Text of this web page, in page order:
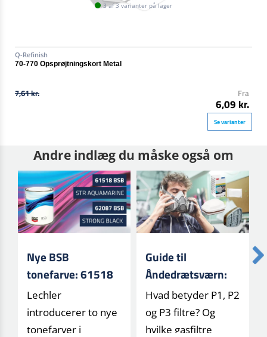
3 af 3 varianter på lager
Q-Refinish
70-770 Opsprøjtningskort Metal
7,61 kr. Fra
6,09 kr.
Se varianter
Andre indlæg du måske også om
Nye BSB
tonefarve: 61518
og 62087
Lechler
introducerer to nye
tonefarver i
Guide til
Åndedrætsværn:
Forstå Filtertyper
og Klasser (P1, P2,
P3)
Hvad betyder P1, P2
og P3 filtre? Og
hvilke gasfiltre